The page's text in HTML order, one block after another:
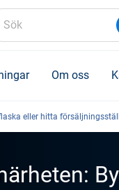
Sök
Om oss
eller hitta